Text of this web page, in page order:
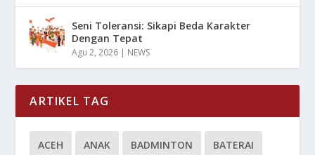
Seni Toleransi: Sikapi Beda Karakter
Dengan Tepat
Agu 2, 2026 | NEWS
ARTIKEL TAG
ACEH ANAK BADMINTON BATERAI